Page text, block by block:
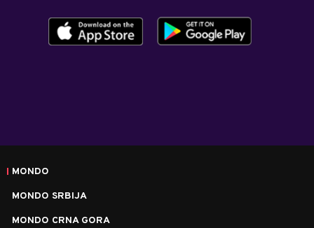
MONDO
MONDO SRBIJA
MONDO CRNA GORA